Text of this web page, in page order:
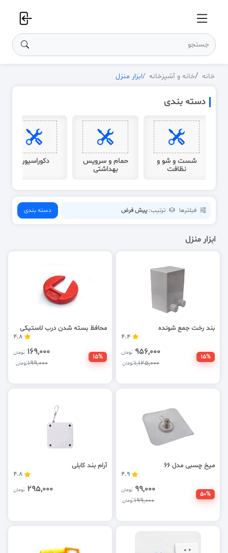
خانه خانه و آشپزخانه ابزار منزل
دسته بندی
شست و شو و
نظافت
حمام و سرویس
بهداشتی
دکوراسیون
فیلترها ترتیب:پیش فرض دسته بندی
ابزار منزل
بند رخت جمع شونده
4.4
15%
956,000 تومان
1,125,000تومان
محافظ بسته شدن درب لاستیکی
4.8
15%
169,000 تومان
199,000تومان
میخ چسبی مدل 66
4.9
50%
99,000 تومان
199,000تومان
آرام بند کابلی
4.8
295,000 تومان